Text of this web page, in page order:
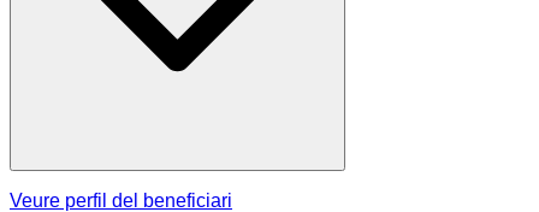
Veure perfil del beneficiari